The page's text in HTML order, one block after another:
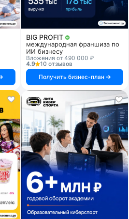
BIG PROFIT
международная франшиза по
ИИ бизнесу
Вложения от 490 000 ₽
4.9
10 отзывов
Получить бизнес-план